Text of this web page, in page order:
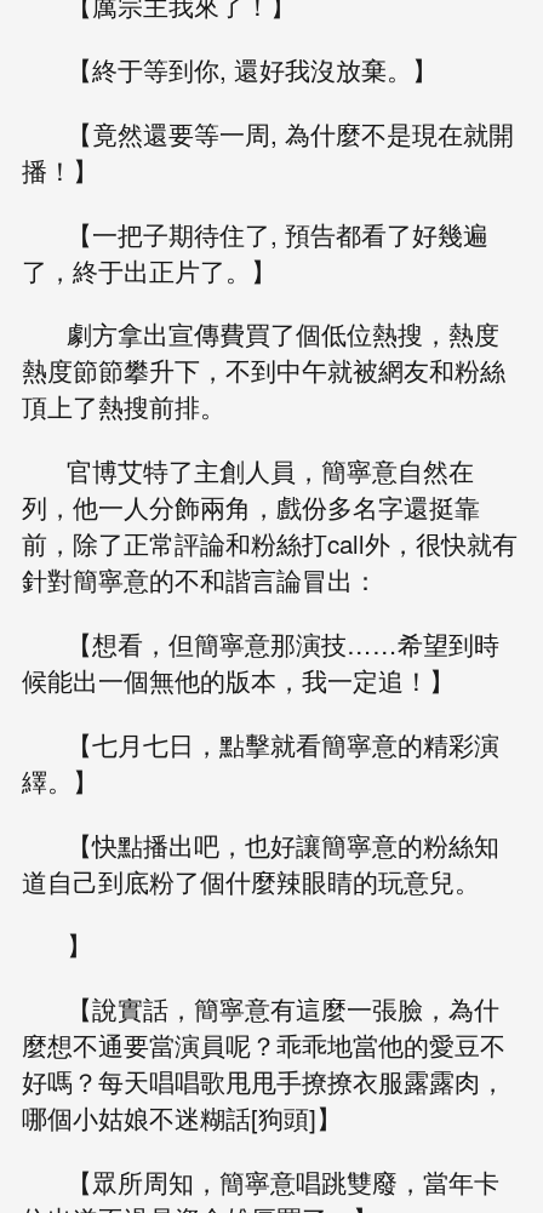
【終于等到你, 還好我沒放棄。】
【竟然還要等一周, 為什麼不是現在就開
播！】
【一把子期待住了, 預告都看了好幾遍
了，終于出正片了。】
劇方拿出宣傳費買了個低位熱搜，熱度
熱度節節攀升下，不到中午就被網友和粉絲
頂上了熱搜前排。
官博艾特了主創人員，簡寧意自然在
列，他一人分飾兩角，戲份多名字還挺靠
前，除了正常評論和粉絲打call外，很快就有
針對簡寧意的不和諧言論冒出：
【想看，但簡寧意那演技……希望到時
候能出一個無他的版本，我一定追！】
【七月七日，點擊就看簡寧意的精彩演
繹。】
【快點播出吧，也好讓簡寧意的粉絲知
道自己到底粉了個什麼辣眼睛的玩意兒。
】
【說實話，簡寧意有這麼一張臉，為什
麼想不通要當演員呢？乖乖地當他的愛豆不
好嗎？每天唱唱歌甩甩手撩撩衣服露露肉，
哪個小姑娘不迷糊話[狗頭]】
【眾所周知，簡寧意唱跳雙廢，當年卡